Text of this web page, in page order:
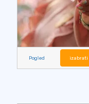
Pogled izabrati